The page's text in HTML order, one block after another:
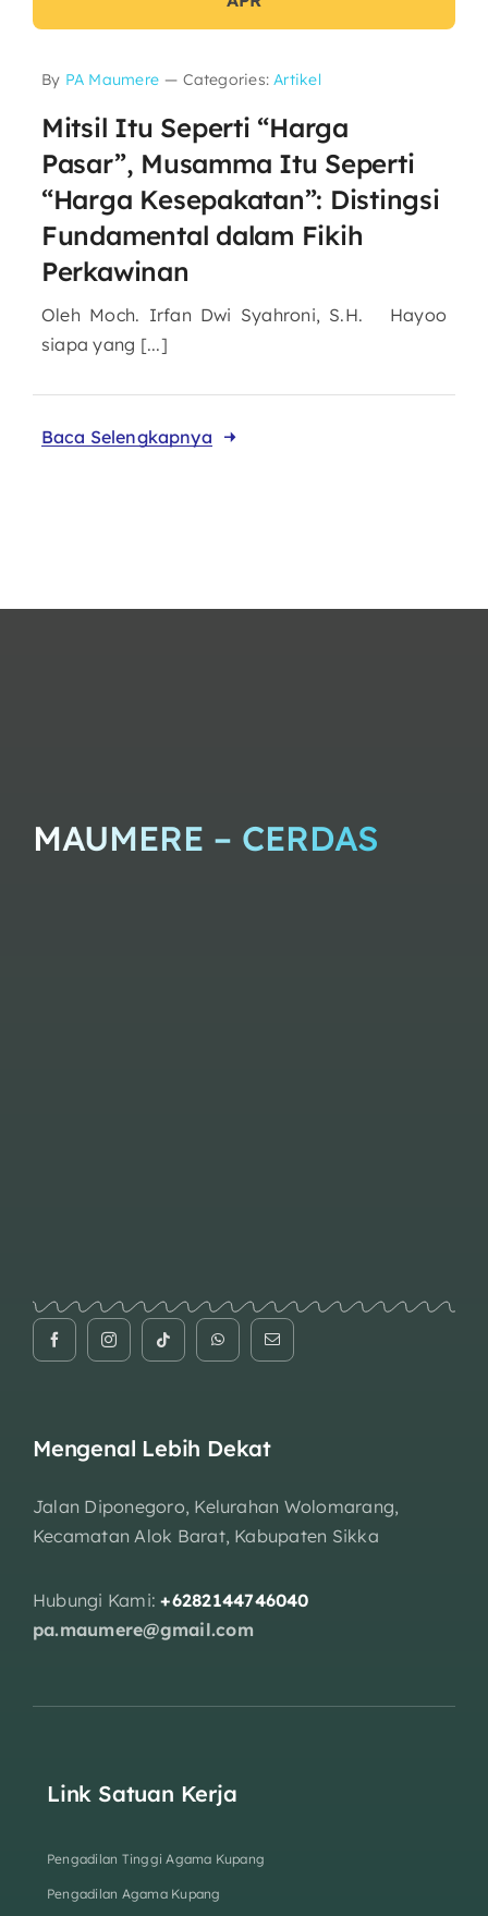
By PA Maumere — Categories:Artikel
Mitsil Itu Seperti “Harga
Pasar”, Musamma Itu Seperti
“Harga Kesepakatan”: Distingsi
Fundamental dalam Fikih
Perkawinan
Oleh Moch. Irfan Dwi Syahroni, S.H. Hayoo
siapa yang [...]
Baca Selengkapnya
MAUMERE – CERDAS
Mengenal Lebih Dekat
Jalan Diponegoro, Kelurahan Wolomarang,
Kecamatan Alok Barat, Kabupaten Sikka
Hubungi Kami:+6282144746040
pa.maumere@gmail.com
Link Satuan Kerja
Pengadilan Tinggi Agama Kupang
Pengadilan Agama Kupang